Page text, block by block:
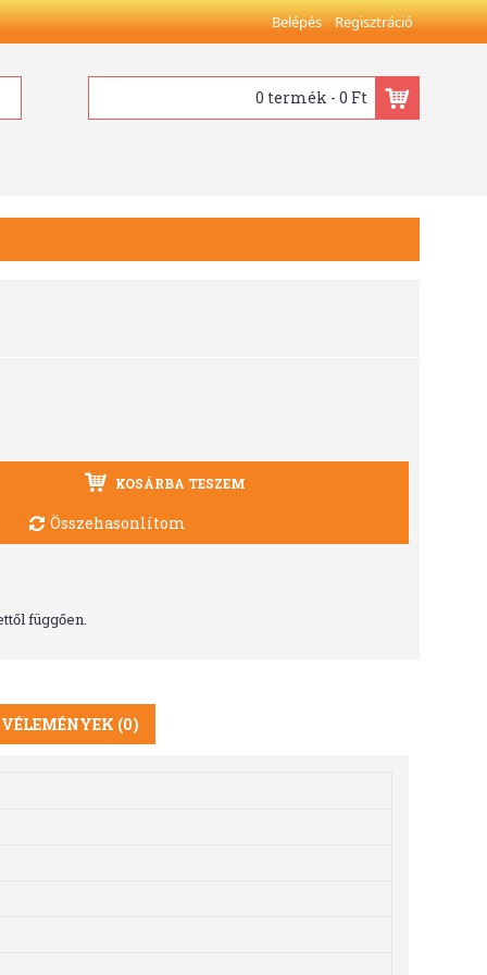
Belépés Regisztráció
0 termék - 0 Ft
KOSÁRBA TESZEM
Összehasonlítom
függően.
VÉLEMÉNYEK (0)